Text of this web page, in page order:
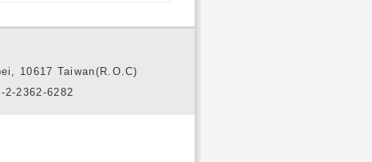
10617 Taiwan(R.O.C)
2362-6282